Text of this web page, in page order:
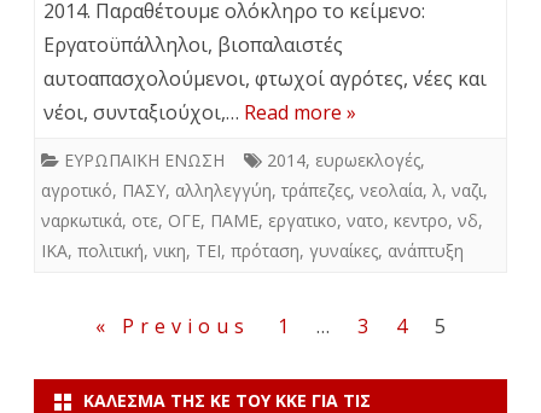
2014. Παραθέτουμε ολόκληρο το κείμενο:
Εργατοϋπάλληλοι, βιοπαλαιστές
αυτοαπασχολούμενοι, φτωχοί αγρότες, νέες και
νέοι, συνταξιούχοι,… Read more »
ΕΥΡΩΠΑΪΚΗ ΕΝΩΣΗ 2014, ευρωεκλογές,
αγροτικό, ΠΑΣΥ, αλληλεγγύη, τράπεζες, νεολαία, λ, ναζι,
ναρκωτικά, οτε, ΟΓΕ, ΠΑΜΕ, εργατικο, νατο, κεντρο, νδ,
ΙΚΑ, πολιτική, νικη, ΤΕΙ, πρόταση, γυναίκες, ανάπτυξη
Σελιδοποίηση
« Previous 1 … 3 4 5
ΚΆΛΕΣΜΑ ΤΗΣ ΚΕ ΤΟΥ ΚΚΕ ΓΙΑ ΤΙΣ